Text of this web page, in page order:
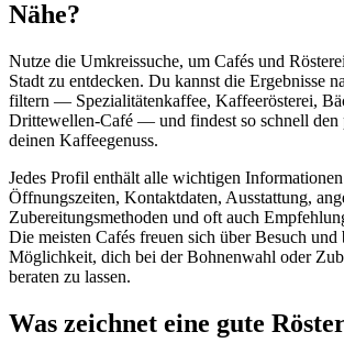
Nähe?
Nutze die Umkreissuche, um Cafés und
Stadt zu entdecken. Du kannst die Ergebnisse
filtern — Spezialitätenkaffee, Kaffeerösterei,
Drittewellen-Café — und findest so schnell den
deinen Kaffeegenuss.
Jedes Profil enthält alle wichtigen
Öffnungszeiten, Kontaktdaten, Ausstattung,
Zubereitungsmethoden und oft auch
Die meisten Cafés freuen sich über Besuch und
Möglichkeit, dich bei der Bohnenwahl oder
beraten zu lassen.
Was zeichnet eine gute